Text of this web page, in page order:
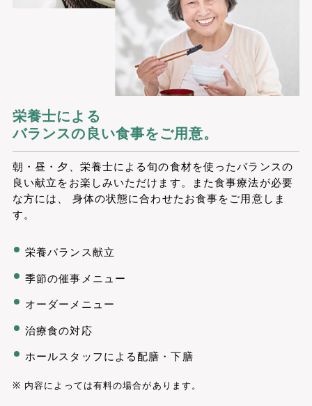
栄養士による
バランスの良い食事をご用意。
朝・昼・夕、栄養士による旬の食材を使ったバランスの
良い献立をお楽しみいただけます。また食事療法が必要
な方には、 身体の状態に合わせたお食事をご用意しま
す。
栄養バランス献立
季節の催事メニュー
オーダーメニュー
治療食の対応
ホールスタッフによる配膳・下膳
内容によっては有料の場合があります。